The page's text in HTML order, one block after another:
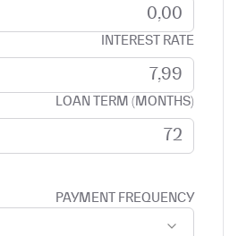
INTEREST RATE
LOAN TERM (MONTHS)
PAYMENT FREQUENCY